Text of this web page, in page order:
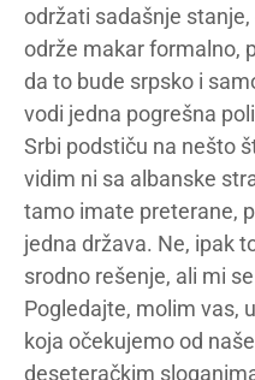
održati sadašnje
održe makar formalno,
da to bude srpsko i
vodi jedna pogrešna
Srbi podstiču na nešto
vidim ni sa albanske
tamo imate preterane,
jedna država. Ne, ipak
srodno rešenje, ali mi
Pogledajte, molim vas,
koja očekujemo od
deseteračkim